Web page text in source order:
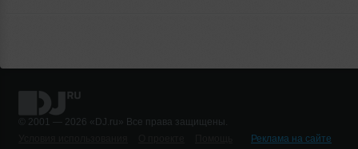
© 2001 — 2026 «DJ.ru» Все права защищены.
Реклама на сайте